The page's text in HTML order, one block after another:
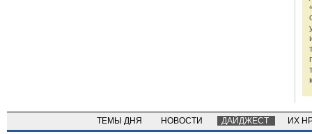
ТЕМЫ ДНЯ НОВОСТИ ДАЙДЖЕСТ ИХ